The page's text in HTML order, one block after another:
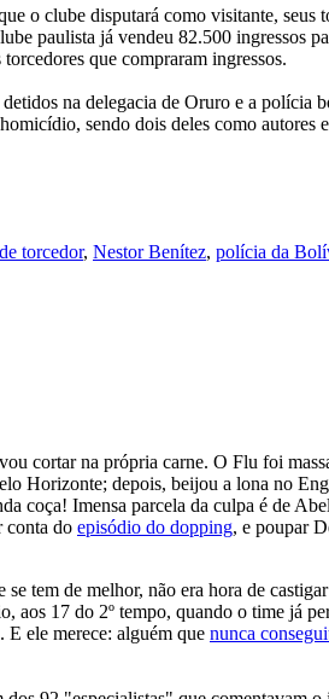
o clube disputará como visitante, seus
paulista já vendeu 82.500 ingressos
que compraram ingressos.
na delegacia de Oruro e a polícia
sendo dois deles como autores
torcedor, Nestor Benítez, polícia da
cortar na própria carne. O Flu foi
Horizonte; depois, beijou a lona no
coça! Imensa parcela da culpa é de
conta do episódio do dopping, e poupar
tem de melhor, não era hora de
aos 17 do 2º tempo, quando o time já
E ele merece: alguém que nunca